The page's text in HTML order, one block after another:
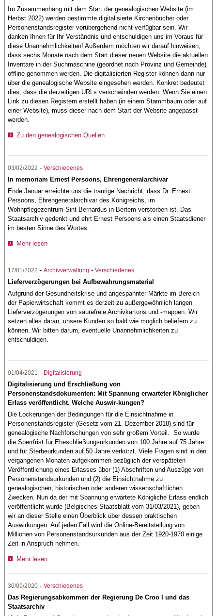
Im Zusammenhang mit dem Start der genealogischen Website (im
Herbst 2022) werden bestimmte digitalisierte Kirchenbücher oder
Personenstandsregister vorübergehend nicht verfügbar sein. Wir
danken Ihnen für Ihr Verständnis und entschuldigen uns im Voraus für
diese Unannehmlichkeiten! Außerdem möchten wir darauf hinweisen,
dass sechs Monate nach dem Start dieser neuen Website die aktuellen
Inventare in der Suchmaschine (geordnet nach Provinz und Gemeinde)
offline genommen werden. Die digitalisierten Register können dann nur
über die genealogische Website eingesehen werden. Konkret bedeutet
dies, dass die derzeitigen URLs verschwinden werden. Wenn Sie einen
Link zu diesen Registern erstellt haben (in einem Stammbaum oder auf
einer Website), muss dieser nach dem Start der Website angepasst
werden.
Zu den genealogischen Quellen
03/02/2022 -Verschiedenes
In memoriam Ernest Persoons, Ehrengeneralarchivar
Ende Januar erreichte uns die traurige Nachricht, dass Dr. Ernest
Persoons, Ehrengeneralarchivar des Königreichs, im
Wohnpflegezentrum Sint Bernardus in Bertem verstorben ist. Das
Staatsarchiv gedenkt und ehrt Ernest Persoons als einen Staatsdiener
im besten Sinne des Wortes.
Mehr lesen
17/01/2022 -Archivverwaltung -Verschiedenes
Lieferverzögerungen bei Aufbewahrungsmaterial
Aufgrund der Gesundheitskrise und angespannter Märkte im Bereich
der Papierwirtschaft kommt es derzeit zu außergewöhnlich langen
Lieferverzögerungen von säurefreie Archivkartons und -mappen. Wir
setzen alles daran, unsere Kunden so bald wie möglich beliefern zu
können. Wir bitten darum, eventuelle Unannehmlichkeiten zu
entschuldigen.
01/04/2021 - Digitalisierung
Digitalisierung und Erschließung von
Personenstandsdokumenten: Mit Spannung erwarteter Königlicher
Erlass veröffentlicht. Welche Auswir-kungen?
Die Lockerungen der Bedingungen für die Einsichtnahme in
Personenstandsregister (Gesetz vom 21. Dezember 2018) sind für
genealogische Nachforschungen von sehr großem Vorteil. So wurde
die Sperrfrist für Eheschließungsurkunden von 100 Jahre auf 75 Jahre
und für Sterbeurkunden auf 50 Jahre verkürzt. Viele Fragen sind in den
vergangenen Monaten aufgekommen bezüglich der verspäteten
Veröffentlichung eines Erlasses über (1) Abschriften und Auszüge von
Personenstandsurkunden und (2) die Einsichtnahme zu
genealogischen, historischen oder anderen wissenschaftlichen
Zwecken. Nun da der mit Spannung erwartete Königliche Erlass endlich
veröffentlicht wurde (Belgisches Staatsblatt vom 31/03/2021), geben
wir an dieser Stelle einen Überblick über dessen praktischen
Auswirkungen. Auf jeden Fall wird die Online-Bereitstellung von
Millionen von Personenstandsurkunden aus der Zeit 1920-1970 einige
Zeit in Anspruch nehmen.
Mehr lesen
30/09/2020 -Verschiedenes
Das Regierungsabkommen der Regierung De Croo I und das
Staatsarchiv